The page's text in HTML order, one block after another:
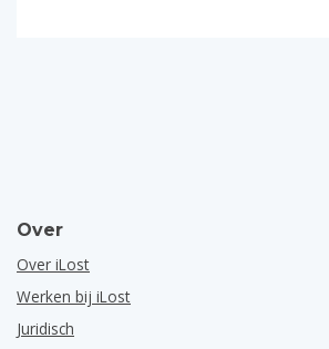
Over
Over iLost
Werken bij iLost
Juridisch